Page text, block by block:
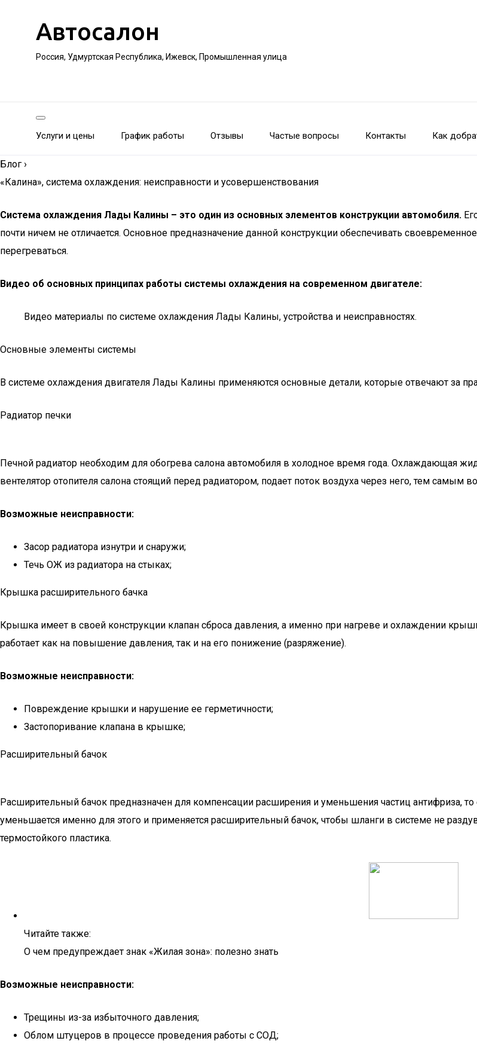
Автосалон
Россия, Удмуртская Республика, Ижевск, Промышленная улица
Услуги и цены График работы Отзывы Частые вопросы Контакты Как
Блог ›
«Калина», система охлаждения: неисправности и усовершенствования
Система охлаждения Лады Калины – это один из основных элементов конструкции автомобиля.
почти ничем не отличается. Основное предназначение данной конструкции обеспечивать
перегреваться.
Видео об основных принципах работы системы охлаждения на современном двигателе:
Видео материалы по системе охлаждения Лады Калины, устройства и неисправностях.
Основные элементы системы
В системе охлаждения двигателя Лады Калины применяются основные детали, которые отвечают за
Радиатор печки
Печной радиатор необходим для обогрева салона автомобиля в холодное время года. Охлаждающая
вентелятор отопителя салона стоящий перед радиатором, подает поток воздуха через него, тем самым
Возможные неисправности:
Засор радиатора изнутри и снаружи;
Течь ОЖ из радиатора на стыках;
Крышка расширительного бачка
Крышка имеет в своей конструкции клапан сброса давления, а именно при нагреве и охлаждении
работает как на повышение давления, так и на его понижение (разряжение).
Возможные неисправности:
Повреждение крышки и нарушение ее герметичности;
Застопоривание клапана в крышке;
Расширительный бачок
Расширительный бачок предназначен для компенсации расширения и уменьшения частиц антифриза,
уменьшается именно для этого и применяется расширительный бачок, чтобы шланги в системе не
термостойкого пластика.
Читайте также:
О чем предупреждает знак «Жилая зона»: полезно знать
Возможные неисправности:
Трещины из-за избыточного давления;
Облом штуцеров в процессе проведения работы с СОД;